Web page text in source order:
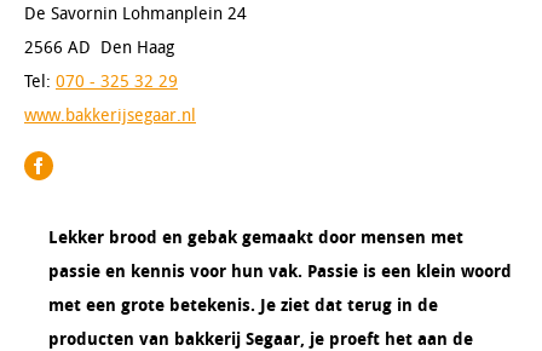
De Savornin Lohmanplein 24
2566 AD Den Haag
Tel: 070 - 325 32 29
www.bakkerijsegaar.nl
Lekker brood en gebak gemaakt door mensen met
passie en kennis voor hun vak. Passie is een klein woord
met een grote betekenis. Je ziet dat terug in de
producten van bakkerij Segaar, je proeft het aan de